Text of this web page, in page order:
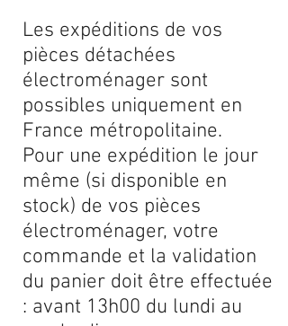
Les expéditions de vos
pièces détachées
électroménager sont
possibles uniquement en
France métropolitaine.
Pour une expédition le jour
même (si disponible en
stock) de vos pièces
électroménager, votre
commande et la validation
du panier doit être effectuée
: avant 13h00 du lundi au